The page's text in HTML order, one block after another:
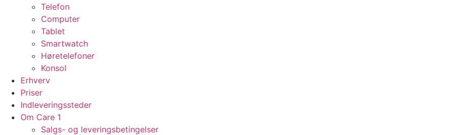
Telefon
Computer
Tablet
Smartwatch
Høretelefoner
Konsol
Erhverv
Priser
Indleveringssteder
Om Care 1
Salgs- og leveringsbetingelser